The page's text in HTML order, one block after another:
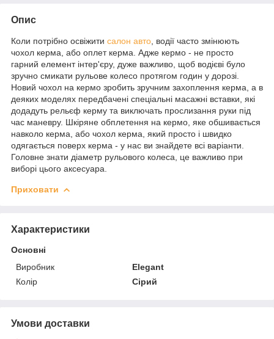
Опис
Коли потрібно освіжити салон авто , водії часто змінюють
чохол керма, або оплет керма. Адже кермо - не просто
гарний елемент інтер'єру, дуже важливо, щоб водієві було
зручно смикати рульове колесо протягом годин у дорозі.
Новий чохол на кермо зробить зручним захоплення керма, а в
деяких моделях передбачені спеціальні масажні вставки, які
додадуть рельєф керму та виключать прослизання руки під
час маневру. Шкіряне обплетення на кермо, яке обшивається
навколо керма, або чохол керма, який просто і швидко
одягається поверх керма - у нас ви знайдете всі варіанти.
Головне знати діаметр рульового колеса, це важливо при
виборі цього аксесуара.
Приховати
Характеристики
Основні
Виробник
Elegant
Колір
Сірий
Умови доставки